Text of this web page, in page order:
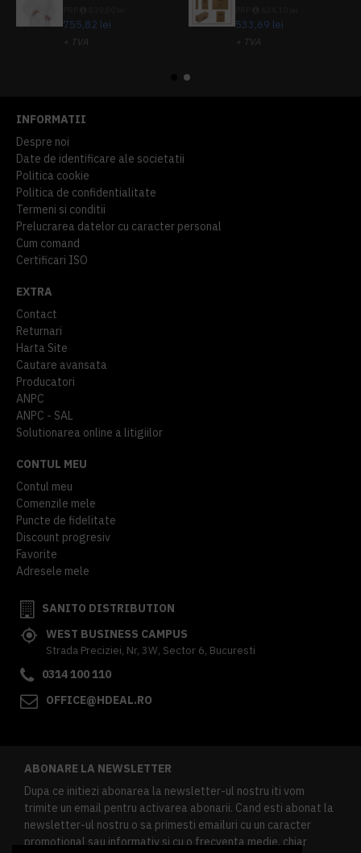
755,82 lei
+ TVA
533,69 lei
+ TVA
INFORMATII
Despre noi
Date de identificare ale societatii
Politica cookie
Politica de confidentialitate
Termeni si conditii
Prelucrarea datelor cu caracter personal
Cum comand
Certificari ISO
EXTRA
Contact
Returnari
Harta Site
Cautare avansata
Producatori
ANPC
ANPC - SAL
Solutionarea online a litigiilor
CONTUL MEU
Contul meu
Comenzile mele
Puncte de fidelitate
Discount progresiv
Favorite
Adresele mele
SANITO DISTRIBUTION
WEST BUSINESS CAMPUS
Strada Preciziei, Nr, 3W, Sector 6, Bucuresti
0314 100 110
OFFICE@HDEAL.RO
ABONARE LA NEWSLETTER
Dupa ce initiezi abonarea la newsletter-ul nostru iti vom
trimite un email pentru activarea abonarii. Cand esti abonat la
newsletter-ul nostru o sa primesti emailuri cu un caracter
promotional sau informativ si cu o frecventa medie, chiar